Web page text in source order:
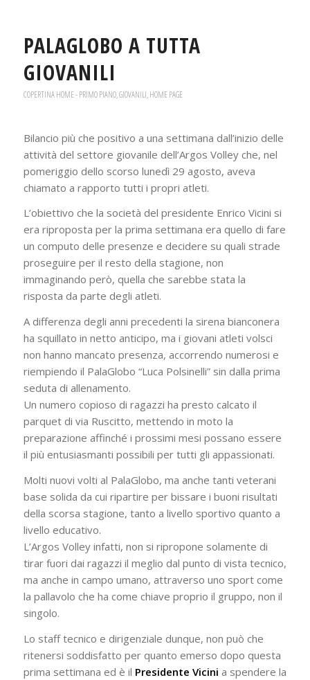
PALAGLOBO A TUTTA
GIOVANILI
COPERTINA HOME - PRIMO PIANO,GIOVANILI,HOME PAGE
Bilancio più che positivo a una settimana dall’inizio delle
attività del settore giovanile dell’Argos Volley che, nel
pomeriggio dello scorso lunedì 29 agosto, aveva
chiamato a rapporto tutti i propri atleti.
L’obiettivo che la società del presidente Enrico Vicini si
era riproposta per la prima settimana era quello di fare
un computo delle presenze e decidere su quali strade
proseguire per il resto della stagione, non
immaginando però, quella che sarebbe stata la
risposta da parte degli atleti.
A differenza degli anni precedenti la sirena bianconera
ha squillato in netto anticipo, ma i giovani atleti volsci
non hanno mancato presenza, accorrendo numerosi e
riempiendo il PalaGlobo “Luca Polsinelli” sin dalla prima
seduta di allenamento.
Un numero copioso di ragazzi ha presto calcato il
parquet di via Ruscitto, mettendo in moto la
preparazione affinché i prossimi mesi possano essere
il più entusiasmanti possibili per tutti gli appassionati.
Molti nuovi volti al PalaGlobo, ma anche tanti veterani
base solida da cui ripartire per bissare i buoni risultati
della scorsa stagione, tanto a livello sportivo quanto a
livello educativo.
L’Argos Volley infatti, non si ripropone solamente di
tirar fuori dai ragazzi il meglio dal punto di vista tecnico,
ma anche in campo umano, attraverso uno sport come
la pallavolo che ha come chiave proprio il gruppo, non il
singolo.
Lo staff tecnico e dirigenziale dunque, non può che
ritenersi soddisfatto per quanto emerso dopo questa
prima settimana ed è il Presidente Vicini a spendere la